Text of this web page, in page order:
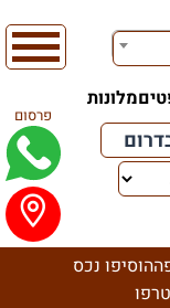
מלונות
פרסום
הוסיפו נכס